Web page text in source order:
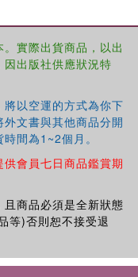
實際出貨商品，以出
出版社供應狀況特
以空運的方式為你下
文書與其他商品分開
間為1~2個月。
供會員七日商品鑑賞期
商品必須是全新狀態
等)否則恕不接受退